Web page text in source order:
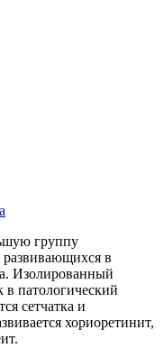
группу
развивающихся в
Изолированный
в патологический
сетчатка и
хориоретинит,